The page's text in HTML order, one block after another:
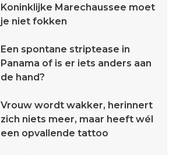
Koninklijke Marechaussee moet
je niet fokken
Een spontane striptease in
Panama of is er iets anders aan
de hand?
Vrouw wordt wakker, herinnert
zich niets meer, maar heeft wél
een opvallende tattoo